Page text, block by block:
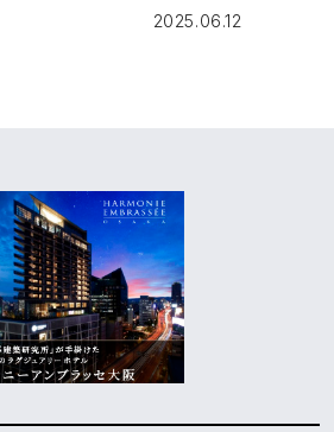
を紹介する
も美しいフルーツチ
2025.06.12